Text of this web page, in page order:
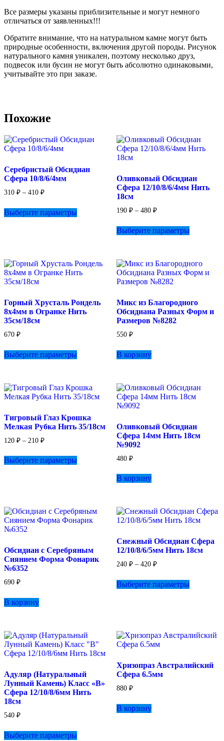
Все размеры указаны приблизительные и могут немного
отличаться от заявленных!!!
Обратите внимание, что на натуральном камне могут быть
природные особенности, включения другой породы. Рисунок
натурального камня уникален, поэтому несколько друз,
подвесок или бусин не могут быть абсолютно одинаковыми,
учитывайте это при заказе.
Похожие
Серебристый Обсидиан
Сфера 10/8/6/4мм
310 ₽ – 410 ₽Диапазон
310 ₽
–
Выберите параметры
выбрать
на
Оливковый Обсидиан
Сфера 12/10/8/6/4мм Нить
18см
190 ₽ – 480 ₽Диапазон
190 ₽
–
Выберите параметрытовар
Опции
можно
странице
товара.
Горный Хрусталь Рондель
8х4мм в Огранке Нить
35см/18см
670 ₽
Выберите параметры
Опции
можно
на
странице
Микс из Благородного
Обсидиана Разных Форм и
Размеров №8282
550 ₽
В корзину
Тигровый Глаз Крошка
Мелкая Рубка Нить 35/18см
120 ₽ – 210 ₽Диапазон
120 ₽
–
Выберите параметры
выбрать
на
Оливковый Обсидиан
Сфера 14мм Нить 18см
№9092
480 ₽
В корзину
Обсидиан с Серебряным
Сиянием Форма Фонарик
№6352
690 ₽
В корзину
Снежный Обсидиан Сфера
12/10/8/6/5мм Нить 18см
240 ₽ – 420 ₽Диапазон
240 ₽
–
Выберите параметрытовар
выбрать
товара.
Адуляр (Натуральный
Лунный Камень) Класс «B»
Сфера 12/10/8/6мм Нить
18см
540 ₽
Выберите параметры
Хризопраз Австралийский
Сфера 6.5мм
880 ₽
В корзину